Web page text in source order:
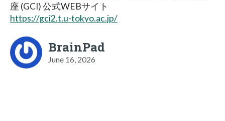
座 (GCI) 公式WEBサイト
https://gci2.t.u-tokyo.ac.jp/
BrainPad
June 16, 2026